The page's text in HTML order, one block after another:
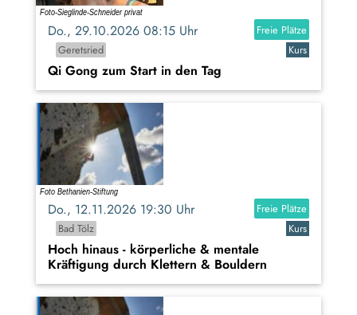
Do., 29.10.2026 08:15 Uhr
Freie Plätze
Geretsried
Kurs
Qi Gong zum Start in den Tag
Do., 12.11.2026 19:30 Uhr
Freie Plätze
Bad Tölz
Kurs
Hoch hinaus - körperliche & mentale
Kräftigung durch Klettern & Bouldern